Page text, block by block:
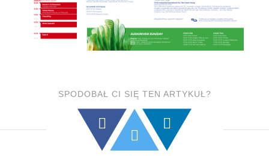
SPODOBAŁ CI SIĘ TEN ARTYKUŁ?